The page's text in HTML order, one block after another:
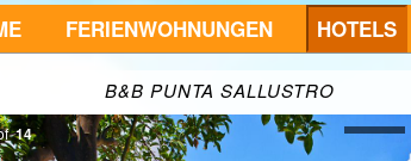
FERIENWOHNUNGEN HOTELS
B&B PUNTA SALLUSTRO
14